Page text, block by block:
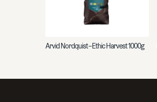
Arvid Nordquist – Ethic Harvest 1000g